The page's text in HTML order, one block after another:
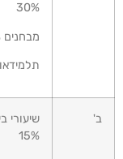
30%
מבחנים 65%
תלמידאות 5%
שיעורי
15%